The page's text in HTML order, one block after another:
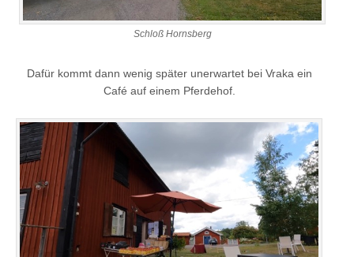
Schloß Hornsberg
Dafür kommt dann wenig später unerwartet bei Vraka ein
Café auf einem Pferdehof.